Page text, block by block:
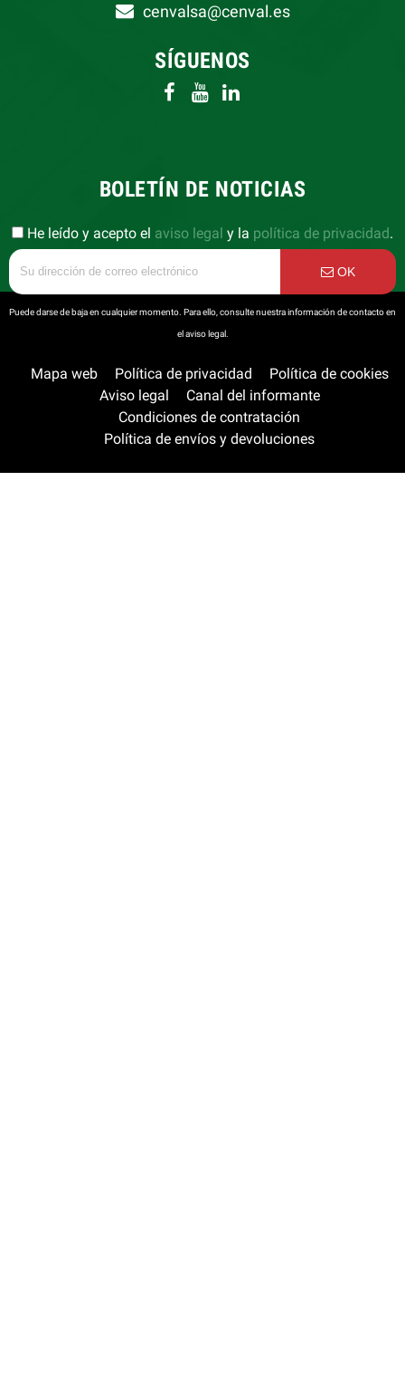
cenvalsa@cenval.es
SÍGUENOS
BOLETÍN DE NOTICIAS
He leído y acepto el aviso legal y la política de privacidad.
OK
Puede darse de baja en cualquier momento. Para ello, consulte nuestra información de contacto en
el aviso legal.
Mapa web Política de privacidad
Política de cookies
Aviso legal
Canal del informante
Condiciones de contratación
Política de envíos y devoluciones